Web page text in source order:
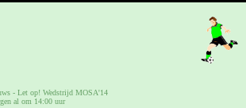
- Let op! Wedstrijd MOSA'14
al om 14:00 uur